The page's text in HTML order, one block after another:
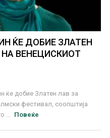
ЌЕ ДОБИЕ ЗЛАТЕН
ВЕНЕЦИСКИОТ
ќе добие Златен лав за
фестивал, соопштија
...
Повеќе